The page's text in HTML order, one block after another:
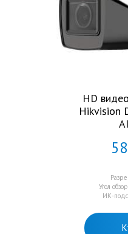
HD
Hikvision
58
Угол
ИК-